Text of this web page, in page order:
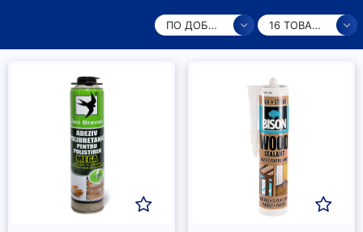
ПО ДОБАВЛЕНИЮ 16 ТОВАРОВ